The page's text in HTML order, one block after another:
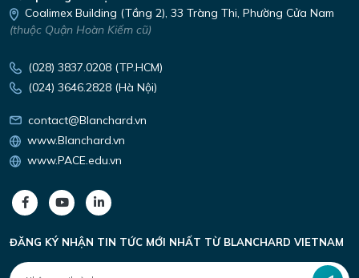
Coalimex Building (Tầng 2), 33 Tràng Thi, Phường Cửa Nam
(thuộc Quận Hoàn Kiếm cũ)
(028) 3837.0208 (TP.HCM)
(024) 3646.2828 (Hà Nội)
contact@Blanchard.vn
www.Blanchard.vn
www.PACE.edu.vn
ĐĂNG KÝ NHẬN TIN TỨC MỚI NHẤT TỪBLANCHARD VIETNAM